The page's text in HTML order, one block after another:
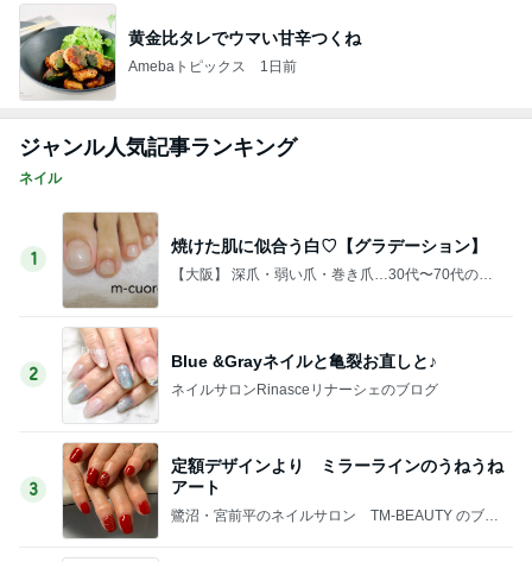
黄金比タレでウマい甘辛つくね
Amebaトピックス 1日前
ジャンル人気記事ランキング
ネイル
1
焼けた肌に似合う白♡【グラデーション】
【大阪】 深爪・弱い爪・巻き爪…30代〜70代の爪
2
Blue &Grayネイルと亀裂お直しと♪
ネイルサロンRinasceリナーシェのブログ
3
定額デザインより ミラーラインのうねうね
アート
鷺沼・宮前平のネイルサロン TM-BEAUTY のブロ